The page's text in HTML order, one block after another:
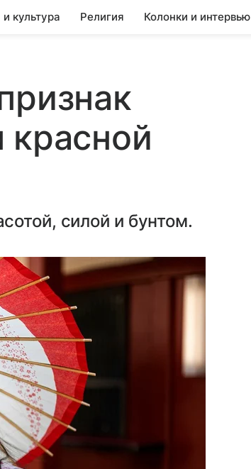
культура Религия Колонки и интервью
красной
силой и бунтом.